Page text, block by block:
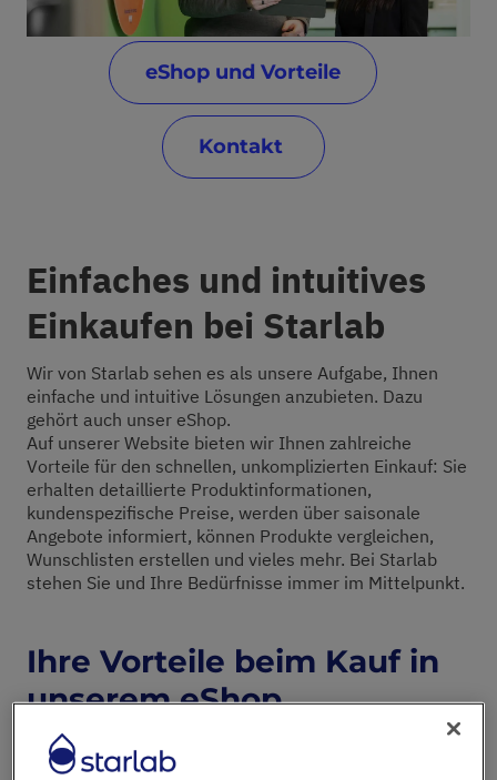
eShop und Vorteile
Kontakt
Einfaches und intuitives
Einkaufen bei Starlab
Wir von Starlab sehen es als unsere Aufgabe, Ihnen
einfache und intuitive Lösungen anzubieten. Dazu
gehört auch unser eShop.
Auf unserer Website bieten wir Ihnen zahlreiche
Vorteile für den schnellen, unkomplizierten Einkauf: Sie
erhalten detaillierte Produktinformationen,
kundenspezifische Preise, werden über saisonale
Angebote informiert, können Produkte vergleichen,
Wunschlisten erstellen und vieles mehr. Bei Starlab
stehen Sie und Ihre Bedürfnisse immer im Mittelpunkt.
Ihre Vorteile beim Kauf in
unserem eShop